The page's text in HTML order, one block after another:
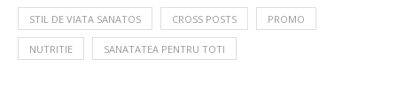
STIL DE VIATA SANATOS CROSS POSTS PROMO
NUTRITIE SANATATEA PENTRU TOTI